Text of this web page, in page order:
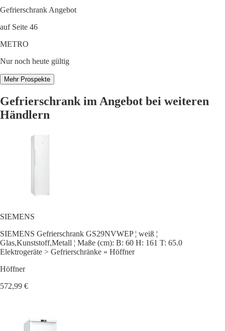
Gefrierschrank Angebot
auf Seite 46
METRO
Nur noch heute gültig
Mehr Prospekte
Gefrierschrank im Angebot bei weiteren
Händlern
SIEMENS
SIEMENS Gefrierschrank GS29NVWEP ¦ weiß ¦
Glas,Kunststoff,Metall ¦ Maße (cm): B: 60 H: 161 T: 65.0
Elektrogeräte > Gefrierschränke » Höffner
Höffner
572,99 €